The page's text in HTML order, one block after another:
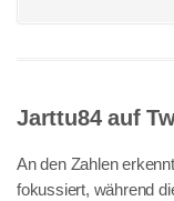
Jarttu84 auf
An den Zahlen
fokussiert, während